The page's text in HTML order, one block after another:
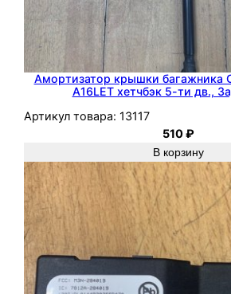
a
2
0
1Амортизатор крышки багажника
A16LET хетчбэк 5-ти дв.,
Артикул товара: 13117
510₽
В корзину